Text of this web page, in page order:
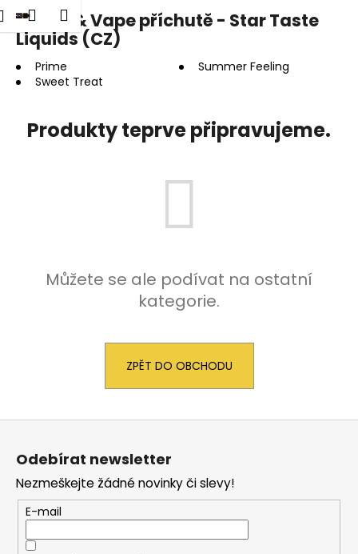
Přejít
na
obsah
Přihlášení
Nákupní
košík
Menu
Shake & Vape příchutě - Star Taste
Liquids (CZ)
Prime
Summer Feeling
Sweet Treat
Produkty teprve připravujeme.
Můžete se ale podívat na ostatní
kategorie.
ZPĚT DO OBCHODU
K
o Zpět
Zpět
C
p
í
?
HLEDAT
Odebírat newsletter
Nezmeškejte žádné novinky či slevy!
E-mail